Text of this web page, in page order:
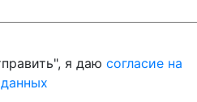
я даю согласие на